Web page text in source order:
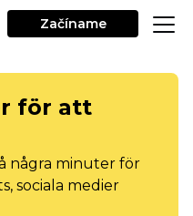
Začíname
för att
några minuter för
sociala medier